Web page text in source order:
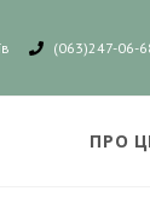
(063)247-06-
ПРО